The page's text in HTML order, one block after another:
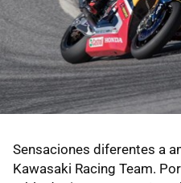
Sensaciones diferentes a
Kawasaki Racing Team.